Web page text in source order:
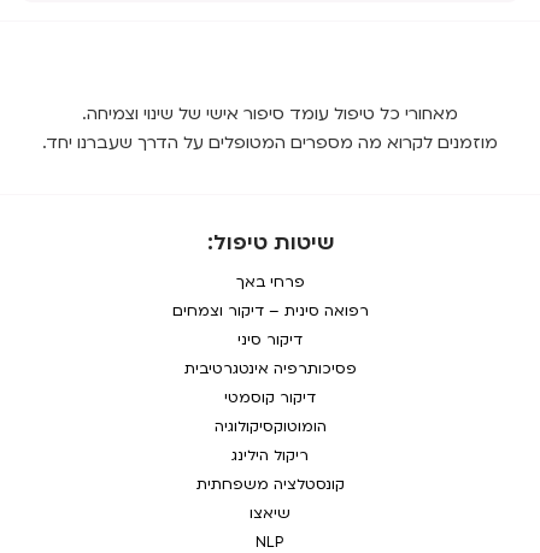
מאחורי כל טיפול עומד סיפור אישי של שינוי וצמיחה.
מוזמנים לקרוא מה מספרים המטופלים על הדרך שעברנו יחד.
שיטות טיפול:
פרחי באך
רפואה סינית – דיקור וצמחים
דיקור סיני
פסיכותרפיה אינטגרטיבית
דיקור קוסמטי
הומוטוקסיקולוגיה
ריקול הילינג
קונסטלציה משפחתית
שיאצו
NLP